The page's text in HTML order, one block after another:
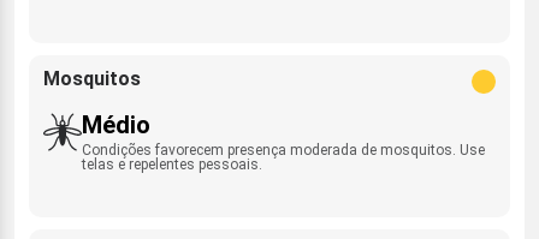
Mosquitos
Médio
Condições favorecem presença moderada de mosquitos. Use
telas e repelentes pessoais.